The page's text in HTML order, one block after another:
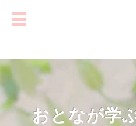
おとなが学